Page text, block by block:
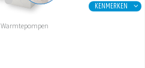
KENMERKEN
Warmtepompen